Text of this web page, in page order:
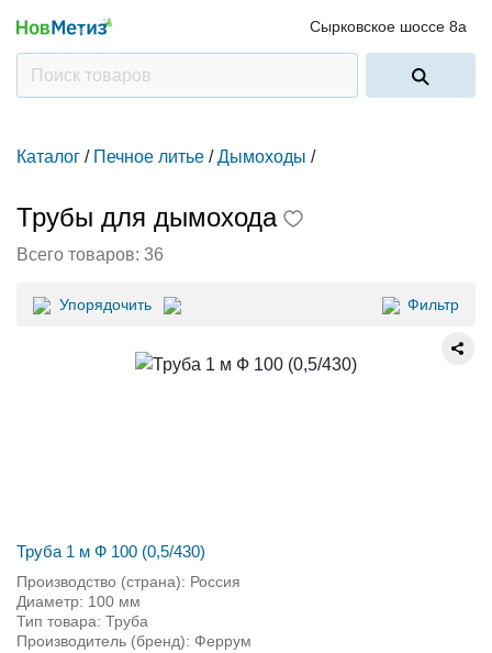
Сырковское шоссе 8а
Каталог / Печное литье / Дымоходы /
Трубы для дымохода
Всего товаров: 36
Упорядочить Фильтр
Труба 1 м Ф 100 (0,5/430)
Производство (страна): Россия
Диаметр: 100 мм
Тип товара: Труба
Производитель (бренд): Феррум